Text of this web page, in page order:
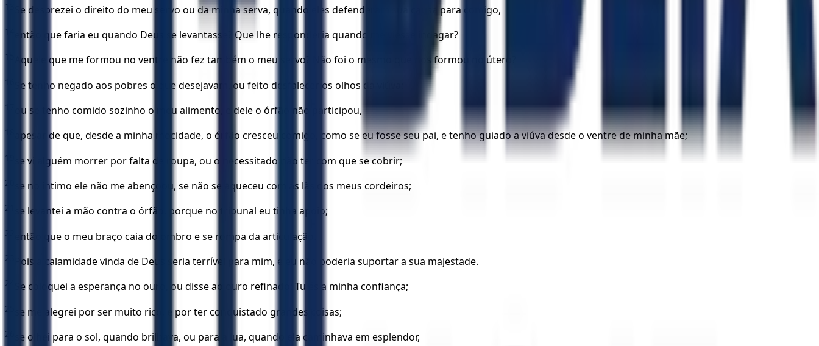
13 Se desprezei o direito do meu servo ou da minha serva, quando eles defenderam sua causa para comigo,
14 então que faria eu quando Deus se levantasse? Que lhe responderia quando me viesse indagar?
15 Aquele que me formou no ventre não fez também o meu servo? Não foi o mesmo que nos formou no útero?
16 Se tenho negado aos pobres o que desejavam, ou feito desfalecer os olhos da viúva;
17 ou se tenho comido sozinho o meu alimento, e dele o órfão não participou,
18 apesar de que, desde a minha mocidade, o órfão cresceu comigo, como se eu fosse seu pai, e tenho guiado a viúva desde o ventre de minha mãe;
19 se vi alguém morrer por falta de roupa, ou o necessitado não ter com que se cobrir;
20 se no íntimo ele não me abençoou, se não se aqueceu com as lãs dos meus cordeiros;
21 se levantei a mão contra o órfão, porque no tribunal eu tinha apoio;
22 então que o meu braço caia do ombro e se rompa da articulação.
23 Pois a calamidade vinda de Deus seria terrível para mim, e eu não poderia suportar a sua majestade.
24 Se coloquei a esperança no ouro, ou disse ao ouro refinado: Tu és a minha confiança;
25 se me alegrei por ser muito rico, e por ter conquistado grandes coisas;
26 se olhei para o sol, quando brilhava, ou para a lua, quando ela caminhava em esplendor,